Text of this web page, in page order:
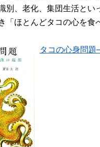
別、老化、集団生活と
「ほとんどタコの心を
タコの心身問